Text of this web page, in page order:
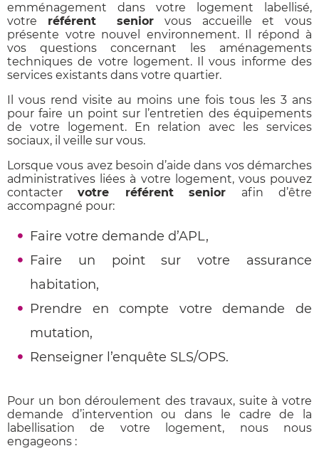
emménagement dans votre logement labellisé,
votre référent senior vous accueille et vous
présente votre nouvel environnement. Il répond à
vos questions concernant les aménagements
techniques de votre logement. Il vous informe des
services existants dans votre quartier.
Il vous rend visite au moins une fois tous les 3 ans
pour faire un point sur l’entretien des équipements
de votre logement. En relation avec les services
sociaux, il veille sur vous.
Lorsque vous avez besoin d’aide dans vos démarches
administratives liées à votre logement, vous pouvez
contactervotre référent senior afin d’être
accompagné pour:
Faire votre demande d’APL,
Faire un point sur votre assurance
habitation,
Prendre en compte votre demande de
mutation,
Renseigner l’enquête SLS/OPS.
Pour un bon déroulement des travaux, suite à votre
demande d’intervention ou dans le cadre de la
labellisation de votre logement, nous nous
engageons :